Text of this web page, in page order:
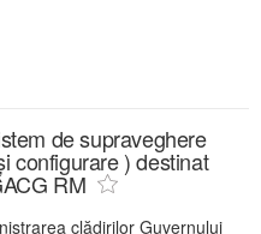
de supraveghere
configurare ) destinat
RM
clădirilor Guvernului